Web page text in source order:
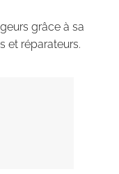
grâce à sa
et réparateurs.